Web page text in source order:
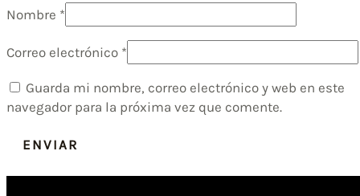
Nombre *
Correo electrónico *
Guarda mi nombre, correo electrónico y web en este
navegador para la próxima vez que comente.